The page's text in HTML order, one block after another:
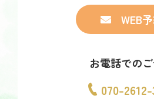
WEB
お電話での
070-